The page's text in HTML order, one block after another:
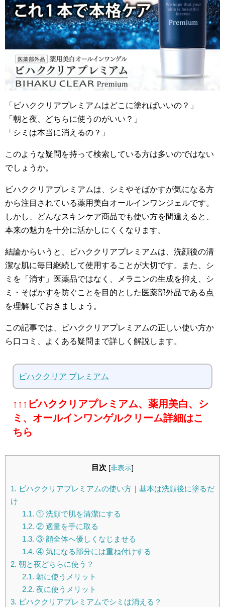
「ビハククリアプレミアムはどこに塗ればいいの？」
「朝と夜、どちらに使うのがいい？」
「シミは本当に消えるの？」
このような疑問を持って検索している方は多いのではない
でしょうか。
ビハククリアプレミアムは、シミやそばかすが気になる方
から注目されている薬用美白オールインワンジェルです。
しかし、どんなスキンケア商品でも使い方を間違えると、
本来の魅力を十分に活かしにくくなります。
結論からいうと、ビハククリアプレミアムは、洗顔後の清
潔な肌に毎日継続して使用することが大切です。また、シ
ミを「消す」医薬品ではなく、メラニンの生成を抑え、シ
ミ・そばかすを防ぐことを目的とした医薬部外品である点
を理解しておきましょう。
この記事では、ビハククリアプレミアムの正しい使い方か
ら口コミ、よくある疑問まで詳しく解説します。
ビハククリア プレミアム
↑↑↑ビハククリアプレミアム、薬用美白、シ
ミ、オールインワンゲルクリーム詳細はこ
ちら
目次 [非表示]
1. ビハククリアプレミアムの使い方｜基本は洗顔後に塗るだ
け
1.1. ① 洗顔で肌を清潔にする
1.2. ② 適量を手に取る
1.3. ③ 顔全体へ優しくなじませる
1.4. ④ 気になる部分には重ね付けする
2. 朝と夜どちらに使う？
2.1. 朝に使うメリット
2.2. 夜に使うメリット
3. ビハククリアプレミアムでシミは消える？